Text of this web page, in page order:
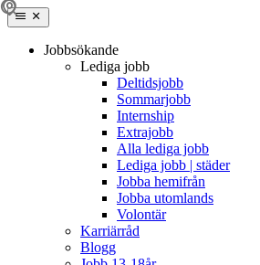
Jobbsökande
Lediga jobb
Deltidsjobb
Sommarjobb
Internship
Extrajobb
Alla lediga jobb
Lediga jobb | städer
Jobba hemifrån
Jobba utomlands
Volontär
Karriärråd
Blogg